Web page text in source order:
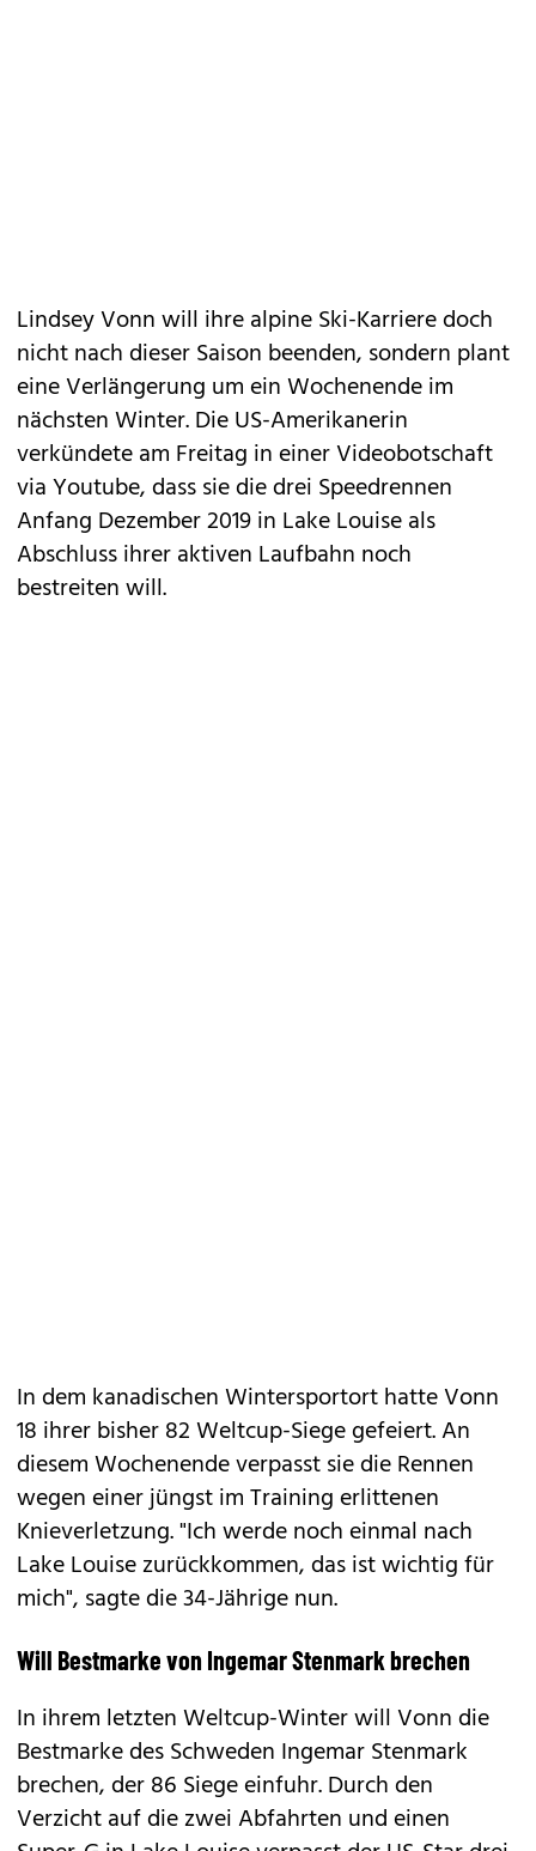
Lindsey Vonn will ihre alpine Ski-Karriere doch
nicht nach dieser Saison beenden, sondern plant
eine Verlängerung um ein Wochenende im
nächsten Winter. Die US-Amerikanerin
verkündete am Freitag in einer Videobotschaft
via Youtube, dass sie die drei Speedrennen
Anfang Dezember 2019 in Lake Louise als
Abschluss ihrer aktiven Laufbahn noch
bestreiten will.
In dem kanadischen Wintersportort hatte Vonn
18 ihrer bisher 82 Weltcup-Siege gefeiert. An
diesem Wochenende verpasst sie die Rennen
wegen einer jüngst im Training erlittenen
Knieverletzung. "Ich werde noch einmal nach
Lake Louise zurückkommen, das ist wichtig für
mich", sagte die 34-Jährige nun.
Will Bestmarke von Ingemar Stenmark brechen
In ihrem letzten Weltcup-Winter will Vonn die
Bestmarke des Schweden Ingemar Stenmark
brechen, der 86 Siege einfuhr. Durch den
Verzicht auf die zwei Abfahrten und einen